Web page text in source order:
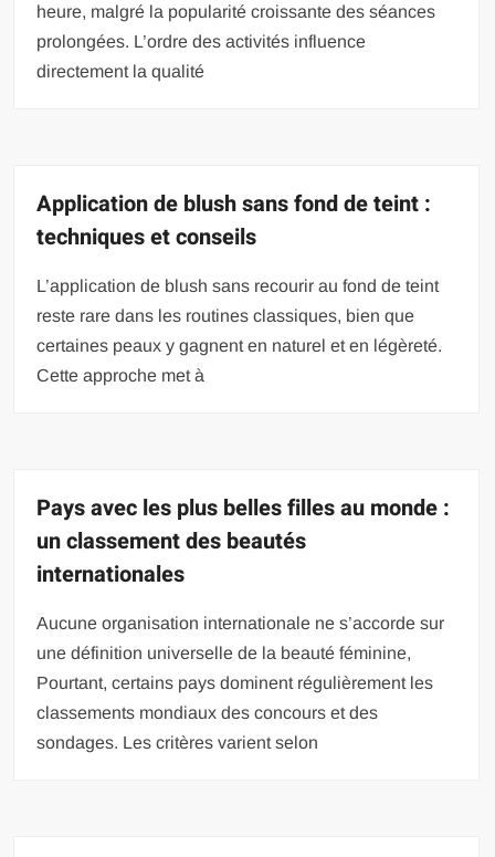
heure, malgré la popularité croissante des séances
prolongées. L’ordre des activités influence
directement la qualité
Application de blush sans fond de teint :
techniques et conseils
L’application de blush sans recourir au fond de teint
reste rare dans les routines classiques, bien que
certaines peaux y gagnent en naturel et en légèreté.
Cette approche met à
Pays avec les plus belles filles au monde :
un classement des beautés
internationales
Aucune organisation internationale ne s’accorde sur
une définition universelle de la beauté féminine,
Pourtant, certains pays dominent régulièrement les
classements mondiaux des concours et des
sondages. Les critères varient selon